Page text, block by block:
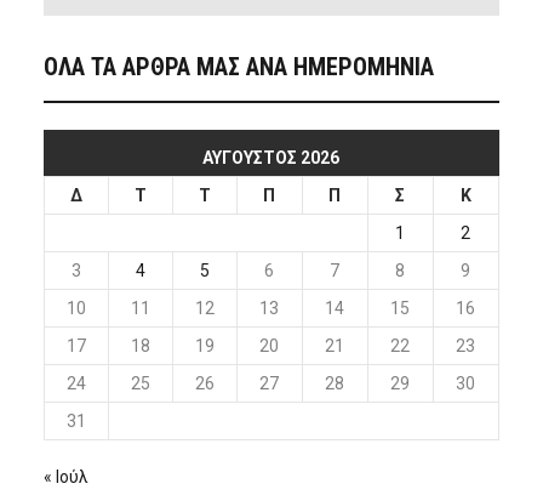
ΟΛΑ ΤΑ ΑΡΘΡΑ ΜΑΣ ΑΝΑ ΗΜΕΡΟΜΗΝΙΑ
ΑΎΓΟΥΣΤΟΣ 2026
Δ
Τ Τ Π Π Σ
Κ
1
2
3
4 5 6 7 8
9
10
11 12 13 14 15
16
17
18 19 20 21 22
23
24
25 26 27 28 29
30
31
« Ιούλ